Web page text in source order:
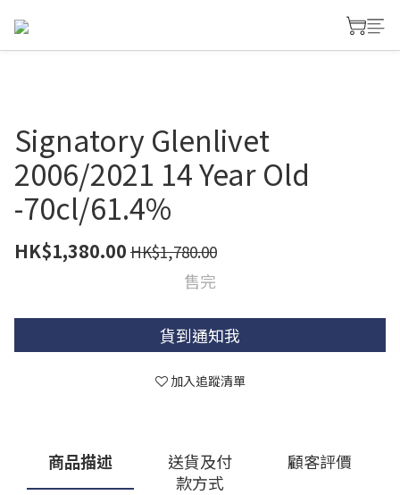
Signatory Glenlivet
2006/2021 14 Year Old
-70cl/61.4%
HK$1,380.00 HK$1,780.00
售完
貨到通知我
加入追蹤清單
商品描述
送貨及付
款方式
顧客評價